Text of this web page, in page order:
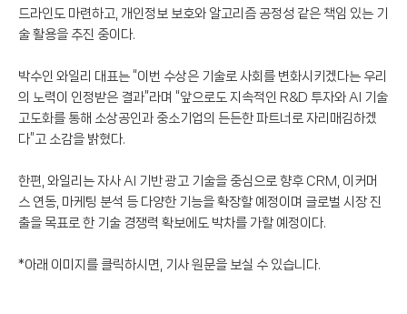
드라인도 마련하고, 개인정보 보호와 알고리즘 공정성 같은 책임 있는 기
술 활용을 추진 중이다.
박수인 와일리 대표는 “이번 수상은 기술로 사회를 변화시키겠다는 우리
의 노력이 인정받은 결과”라며 “앞으로도 지속적인 R&D 투자와 AI 기술
고도화를 통해 소상공인과 중소기업의 든든한 파트너로 자리매김하겠
다”고 소감을 밝혔다.
한편, 와일리는 자사 AI 기반 광고 기술을 중심으로 향후 CRM, 이커머
스 연동, 마케팅 분석 등 다양한 기능을 확장할 예정이며 글로벌 시장 진
출을 목표로 한 기술 경쟁력 확보에도 박차를 가할 예정이다.
*아래 이미지를 클릭하시면, 기사 원문을 보실 수 있습니다.